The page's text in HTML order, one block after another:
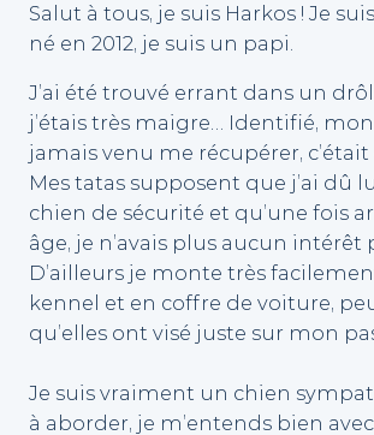
Salut à tous, je suis Harkos ! Je
né en 2012, je suis un papi.
J’ai été trouvé errant dans un
j’étais très maigre… Identifié,
jamais venu me récupérer, c’était
Mes tatas supposent que j’ai dû
chien de sécurité et qu’une fois
âge, je n’avais plus aucun intérêt
D’ailleurs je monte très
kennel et en coffre de voiture,
qu’elles ont visé juste sur mon
Je suis vraiment un chien
à aborder, je m’entends bien